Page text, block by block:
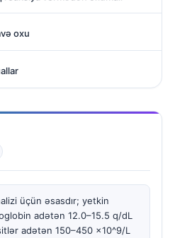
oxu
üçün əsasdır; yetkin
adətən 12.0–15.5 q/dL
adətən 150–450 x10^9/L